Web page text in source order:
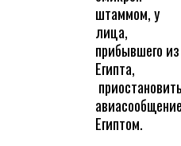
штаммом, у
лица,
прибывшего из
Египта,
приостановить
Египтом.